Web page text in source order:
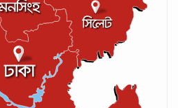
সেপ্টেম্বর ২০, ২০২৪
আইসিসির লেভেল-৩ কোচের স্বীকৃতি পেলেন
আশরাফুল